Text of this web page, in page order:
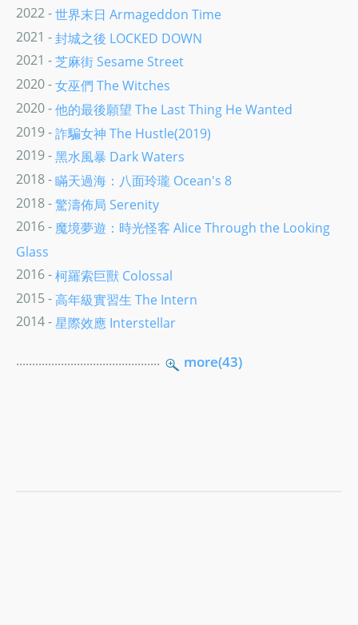
2022 -世界末日 Armageddon Time
2021 -封城之後 LOCKED DOWN
2021 -芝麻街 Sesame Street
2020 -女巫們 The Witches
2020 -他的最後願望 The Last Thing He Wanted
2019 -詐騙女神 The Hustle(2019)
2019 -黑水風暴 Dark Waters
2018 -瞞天過海：八面玲瓏 Ocean's 8
2018 -驚濤佈局 Serenity
2016 - 魔境夢遊：時光怪客 Alice Through the Looking
Glass
2016 -柯羅索巨獸 Colossal
2015 -高年級實習生 The Intern
2014 -星際效應 Interstellar
............................................. more(43)